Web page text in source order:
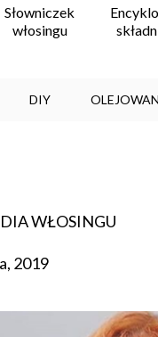
Słowniczek
włosingu
DIY
WŁOSINGU
2019